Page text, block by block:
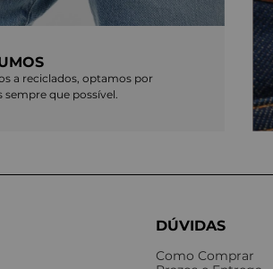
a reciclados, optamos por
sempre que possível.
DÚVIDAS
Como Comprar